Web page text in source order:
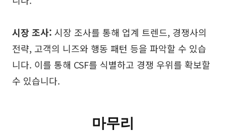
시장 조사: 시장 조사를 통해 업계 트렌드, 경쟁사의
전략, 고객의 니즈와 행동 패턴 등을 파악할 수 있습
니다. 이를 통해 CSF를 식별하고 경쟁 우위를 확보할
수 있습니다.
마무리